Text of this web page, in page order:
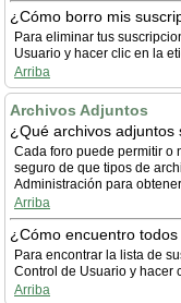
¿Cómo borro mis
Para eliminar tus
Usuario y hacer clic en la
Arriba
Archivos Adjuntos
¿Qué archivos
Cada foro puede permitir o
seguro de que tipos de
Administración para
Arriba
¿Cómo encuentro
Para encontrar la lista de
Control de Usuario y hacer
Arriba